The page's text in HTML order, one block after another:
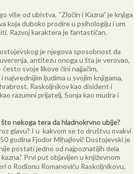
više od ubistva, “Zločin i Kazna” je knjiga
koja duboko prodire u psihologiju i um
Razvoj karaktera je fantastičan.
je njegova sposobnost da
antitezu onoga u šta je verovao,
svoje likove čini najjačim,
najvrednijim ljudima u svojim knjigama,
Raskoljnikov kao disident i
razumni prijatelj, Sonja kao mudra i
nekoga tera da hladnokrvno ubije?
glavu? I u kakvom se to društvu ovakvi
godina Fjodor Mihajlovič Dostojevski je
postati jedno od najpoznatijih dela
Prvi put objavljen u književnom
o Rodionu Romanoviču Raskoljnikovu,